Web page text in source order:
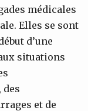
médicales
Elles se sont
d’une
situations
des
et de